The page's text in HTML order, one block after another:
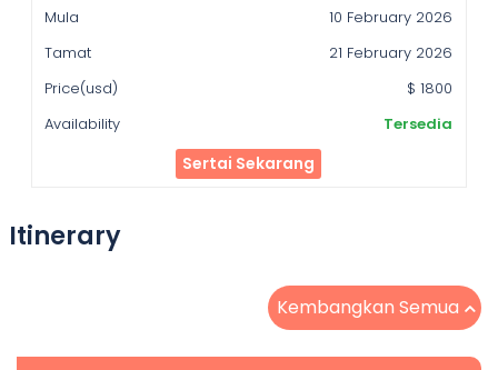
10 February 2026
21 February 2026
$ 1800
Tersedia
Sertai Sekarang
Itinerary
Kembangkan Semua